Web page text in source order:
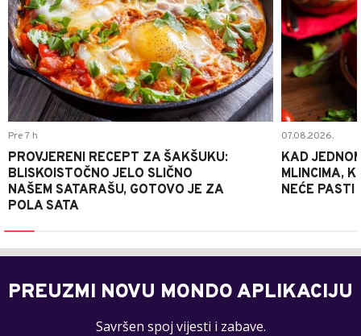
Pre 7 h
PROVJERENI RECEPT ZA ŠAKŠUKU:
BLISKOISTOČNO JELO SLIČNO
NAŠEM SATARAŠU, GOTOVO JE ZA
POLA SATA
07.08.2026.
KAD
MLINCIMA,
NEĆE PASTI
PREUZMI NOVU MONDO APLIKACIJU
Savršen spoj vijesti i zabave.